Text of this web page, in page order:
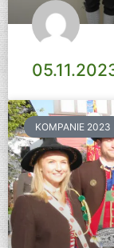
KOMPANIE 2023